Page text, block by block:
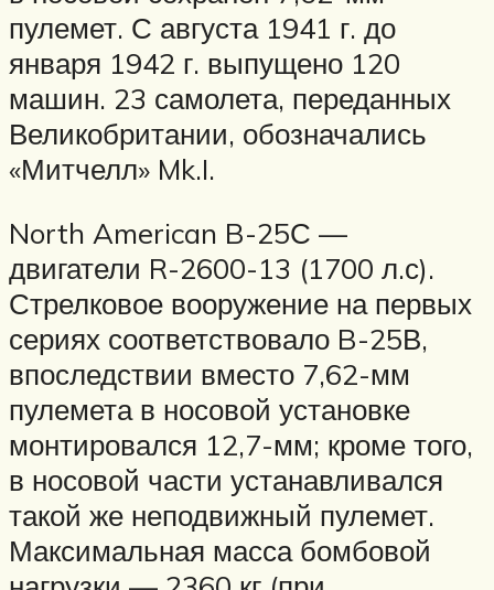
пулемет. С августа 1941 г. до
января 1942 г. выпущено 120
машин. 23 самолета, переданных
Великобритании, обозначались
«Митчелл» Mk.I.
North American B-25С —
двигатели R-2600-13 (1700 л.с).
Стрелковое вооружение на первых
сериях соответствовало B-25В,
впоследствии вместо 7,62-мм
пулемета в носовой установке
монтировался 12,7-мм; кроме того,
в носовой части устанавливался
такой же неподвижный пулемет.
Максимальная масса бомбовой